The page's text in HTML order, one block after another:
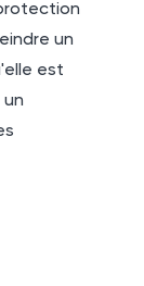
un
est